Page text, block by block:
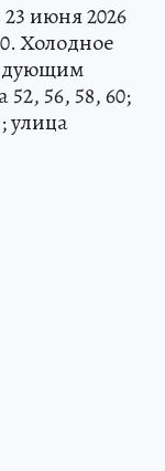
июня 2026
Холодное
56, 58, 60;
улица